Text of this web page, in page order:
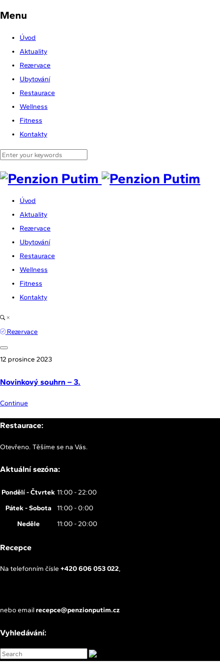
Menu
Úvod
Aktuality
Rezervace
Ubytování
Restaurace
Wellness
Fitness
Kontakty
Úvod
Aktuality
Rezervace
Ubytování
Restaurace
Wellness
Fitness
Kontakty
Rezervace
12 prosince 2023
Novinkový souhrn – 3.
Continue
Restaurace:
Otevřeno. Těšíme se na Vás.
Aktuální sezóna:
Pondělí - Čtvrtek 11:00 - 22:00
Pátek - Sobota
11:00 - 0:00
Neděle
11:00 - 20:00
Recepce
Na telefonním čísle +420 606 053 022,
nebo emailrecepce@penzionputim.cz
Vyhledávání: